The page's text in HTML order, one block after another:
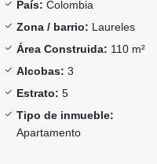
País: Colombia
Zona / barrio: Laureles
Área Construida: 110 m²
Alcobas: 3
Estrato: 5
Tipo de inmueble:
Apartamento